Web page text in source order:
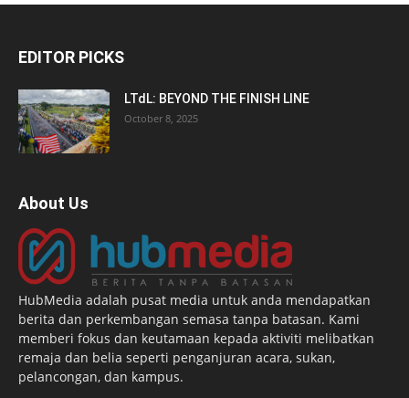
EDITOR PICKS
LTdL: BEYOND THE FINISH LINE
October 8, 2025
About Us
HubMedia adalah pusat media untuk anda mendapatkan
berita dan perkembangan semasa tanpa batasan. Kami
memberi fokus dan keutamaan kepada aktiviti melibatkan
remaja dan belia seperti penganjuran acara, sukan,
pelancongan, dan kampus.